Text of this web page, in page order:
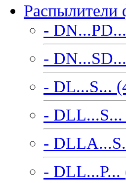
Распылители
-
-
- DL...S...
- DLL...S...
-
- DLL...P...